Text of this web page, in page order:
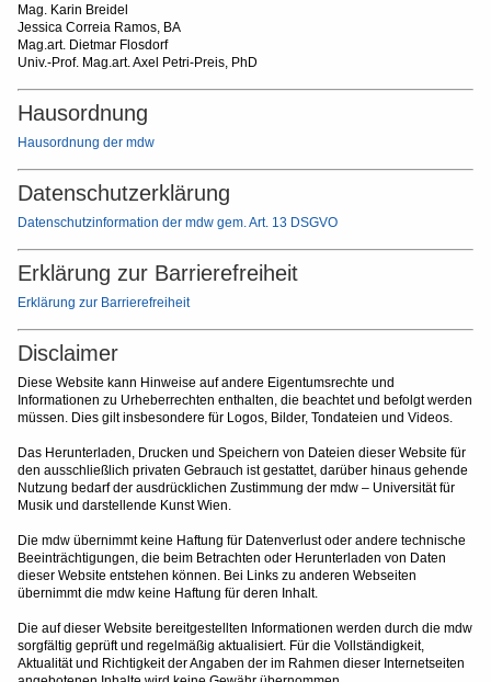
Mag. Karin Breidel
Jessica Correia Ramos, BA
Mag.art. Dietmar Flosdorf
Univ.-Prof. Mag.art. Axel Petri-Preis, PhD
Hausordnung
Hausordnung der mdw
Datenschutzerklärung
Datenschutzinformation der mdw gem. Art. 13 DSGVO
Erklärung zur Barrierefreiheit
Erklärung zur Barrierefreiheit
Disclaimer
Diese Website kann Hinweise auf andere Eigentumsrechte und
Informationen zu Urheberrechten enthalten, die beachtet und befolgt werden
müssen. Dies gilt insbesondere für Logos, Bilder, Tondateien und Videos.
Das Herunterladen, Drucken und Speichern von Dateien dieser Website für
den ausschließlich privaten Gebrauch ist gestattet, darüber hinaus gehende
Nutzung bedarf der ausdrücklichen Zustimmung der mdw – Universität für
Musik und darstellende Kunst Wien.
Die mdw übernimmt keine Haftung für Datenverlust oder andere technische
Beeinträchtigungen, die beim Betrachten oder Herunterladen von Daten
dieser Website entstehen können. Bei Links zu anderen Webseiten
übernimmt die mdw keine Haftung für deren Inhalt.
Die auf dieser Website bereitgestellten Informationen werden durch die mdw
sorgfältig geprüft und regelmäßig aktualisiert. Für die Vollständigkeit,
Aktualität und Richtigkeit der Angaben der im Rahmen dieser Internetseiten